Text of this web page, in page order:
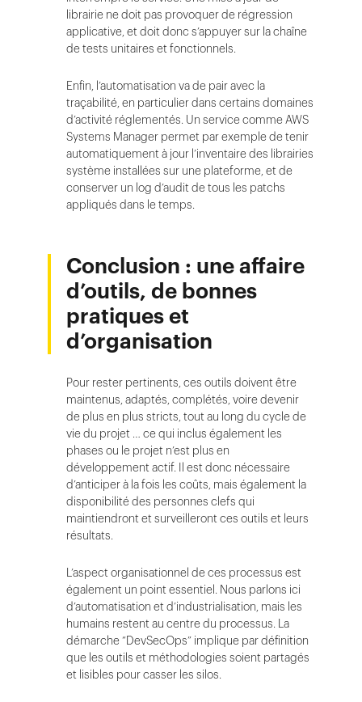
librairie ne doit pas provoquer de régression
applicative, et doit donc s’appuyer sur la chaîne
de tests unitaires et fonctionnels.
Enfin, l’automatisation va de pair avec la
traçabilité, en particulier dans certains domaines
d’activité réglementés. Un service comme AWS
Systems Manager permet par exemple de tenir
automatiquement à jour l’inventaire des librairies
système installées sur une plateforme, et de
conserver un log d’audit de tous les patchs
appliqués dans le temps.
Conclusion : une affaire
d’outils, de bonnes
pratiques et
d’organisation
Pour rester pertinents, ces outils doivent être
maintenus, adaptés, complétés, voire devenir
de plus en plus stricts, tout au long du cycle de
vie du projet … ce qui inclus également les
phases ou le projet n’est plus en
développement actif. Il est donc nécessaire
d’anticiper à la fois les coûts, mais également la
disponibilité des personnes clefs qui
maintiendront et surveilleront ces outils et leurs
résultats.
L’aspect organisationnel de ces processus est
également un point essentiel. Nous parlons ici
d’automatisation et d’industrialisation, mais les
humains restent au centre du processus. La
démarche “DevSecOps” implique par définition
que les outils et méthodologies soient partagés
et lisibles pour casser les silos.